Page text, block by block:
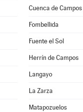
Cuenca de Campos
Fombellida
Fuente el Sol
Herrín de Campos
Langayo
La Zarza
Matapozuelos